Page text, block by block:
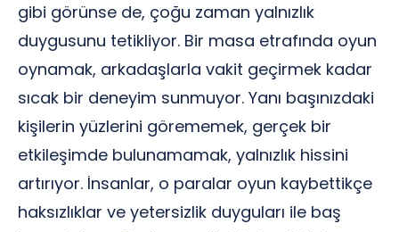
gibi görünse de, çoğu zaman yalnızlık
duygusunu tetikliyor. Bir masa etrafında oyun
oynamak, arkadaşlarla vakit geçirmek kadar
sıcak bir deneyim sunmuyor. Yanı başınızdaki
kişilerin yüzlerini görememek, gerçek bir
etkileşimde bulunamamak, yalnızlık hissini
artırıyor. İnsanlar, o paralar oyun kaybettikçe
haksızlıklar ve yetersizlik duyguları ile baş